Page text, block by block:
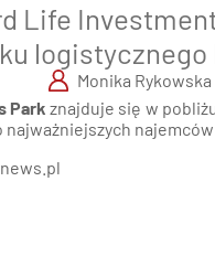
Life
logistycznego
Monika Rykowska
Park znajduje się w
najważniejszych